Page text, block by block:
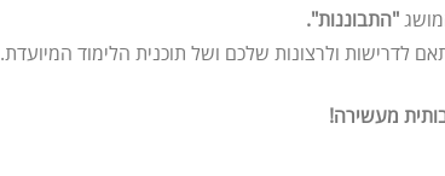
"התבוננות".
לדרישות ולרצונות שלכם ושל תוכנית הלימוד המיועדת.
מעשירה!